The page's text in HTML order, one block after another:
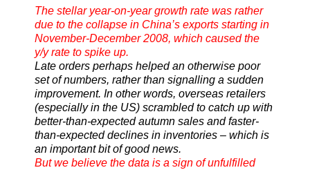
The stellar year-on-year growth rate was rather
due to the collapse in China’s exports starting in
November-December 2008, which caused the
y/y rate to spike up.
Late orders perhaps helped an otherwise poor
set of numbers, rather than signalling a sudden
improvement. In other words, overseas retailers
(especially in the US) scrambled to catch up with
better-than-expected autumn sales and faster-
than-expected declines in inventories – which is
an important bit of good news.
But we believe the data is a sign of unfulfilled